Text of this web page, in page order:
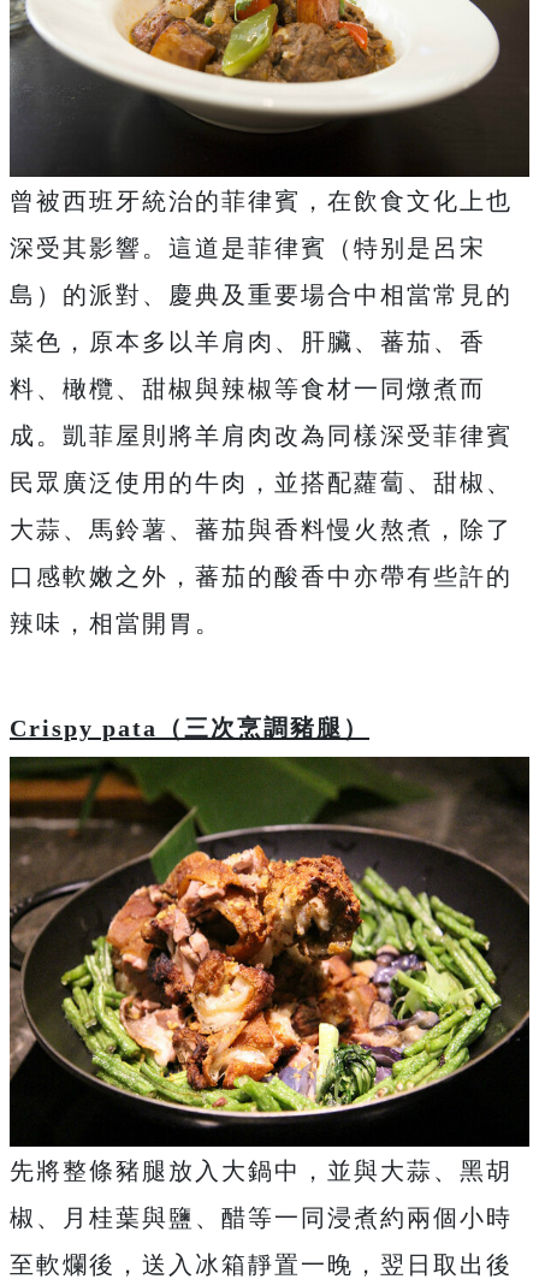
曾被西班牙統治的菲律賓，在飲食文化上也
深受其影響。這道是菲律賓（特别是呂宋
島）的派對、慶典及重要場合中相當常見的
菜色，原本多以羊肩肉、肝臟、蕃茄、香
料、橄欖、甜椒與辣椒等食材一同燉煮而
成。凱菲屋則將羊肩肉改為同樣深受菲律賓
民眾廣泛使用的牛肉，並搭配蘿蔔、甜椒、
大蒜、馬鈴薯、蕃茄與香料慢火熬煮，除了
口感軟嫩之外，蕃茄的酸香中亦帶有些許的
辣味，相當開胃。
Crispy pata （三次烹調豬腿）
先將整條豬腿放入大鍋中，並與大蒜、黑胡
椒、月桂葉與鹽、醋等一同浸煮約兩個小時
至軟爛後，送入冰箱靜置一晚，翌日取出後